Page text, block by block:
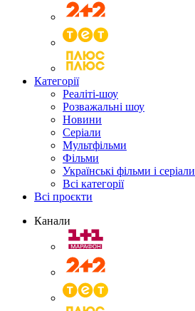
Категорії
Реаліті-шоу
Розважальні шоу
Новини
Серіали
Мультфільми
Фільми
Українські фільми і серіали
Всі категорії
Всі проєкти
Канали